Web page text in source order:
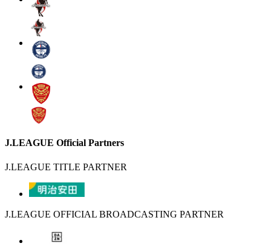
J.LEAGUE Official Partners
J.LEAGUE TITLE PARTNER
J.LEAGUE OFFICIAL BROADCASTING PARTNER